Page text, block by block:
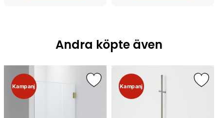
Andra köpte även
Kampanj Kampanj